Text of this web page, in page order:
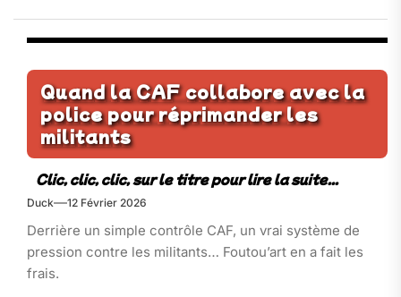
Quand la CAF collabore avec la
police pour réprimander les
militants
Duck 12 Février 2026
Derrière un simple contrôle CAF, un vrai système de
pression contre les militants… Foutou’art en a fait les
frais.